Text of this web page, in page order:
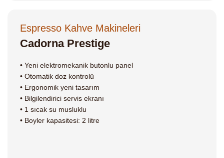
Espresso Kahve Makineleri
Cadorna Prestige
• Yeni elektromekanik butonlu panel
• Otomatik doz kontrolü
• Ergonomik yeni tasarım
• Bilgilendirici servis ekranı
• 1 sıcak su musluklu
• Boyler kapasitesi: 2 litre